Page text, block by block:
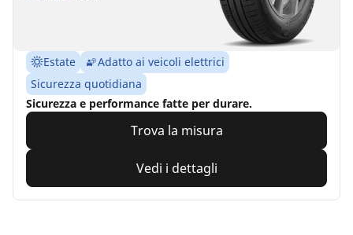
Estate
Adatto ai veicoli elettrici
Sicurezza quotidiana
Sicurezza e performance fatte per durare.
Trova la misura
Vedi i dettagli